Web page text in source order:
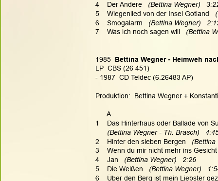
4    Der Andere (Bettina Wegner)
5    Wiegenlied von der Insel Gotland
6    Smogalarm (Bettina Wegner)
7    Was ich noch sagen will (Bettina
1985 Bettina Wegner - Heimweh
LP  CBS (26 451)
- 1987  CD Teldec (6.26483 AP)
Produktion:  Bettina Wegner +
      A
1    Das Hinterhaus oder Ballade von
(Bettina Wegner - Th. Brasch)
2    Hinter den sieben Bergen (Bettina
3    Wenn du mir nicht mehr ins
4    Jan (Bettina Wegner)   2:26
5    Die Weißen (Bettina Wegner)
6    Über den Berg ist mein Liebster